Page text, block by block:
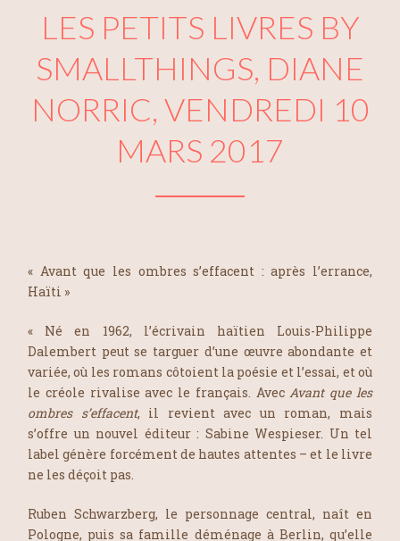
LES PETITS LIVRES BY
SMALLTHINGS, DIANE
NORRIC, VENDREDI 10
MARS 2017
« Avant que les ombres s’effacent : après l’errance,
Haïti »
« Né en 1962, l’écrivain haïtien Louis-Philippe
Dalembert peut se targuer d’une œuvre abondante et
variée, où les romans côtoient la poésie et l’essai, et où
le créole rivalise avec le français. Avec Avant que les
ombres s’effacent, il revient avec un roman, mais
s’offre un nouvel éditeur : Sabine Wespieser. Un tel
label génère forcément de hautes attentes – et le livre
ne les déçoit pas.
Ruben Schwarzberg, le personnage central, naît en
Pologne, puis sa famille déménage à Berlin, qu’elle